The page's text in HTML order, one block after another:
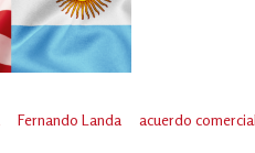
Fernando Landa acuerdo comercial